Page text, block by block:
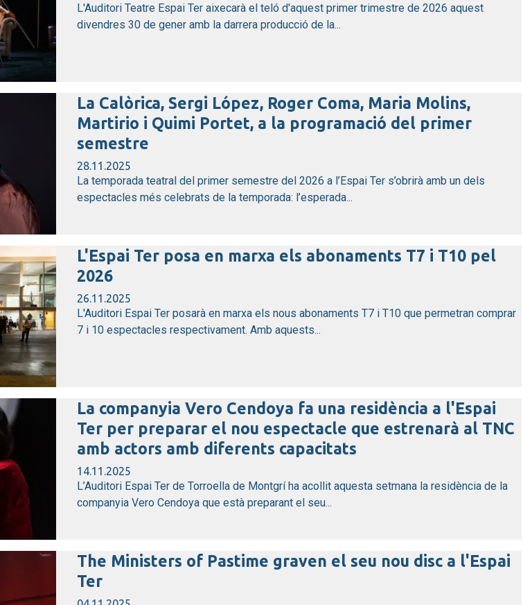
L'Auditori Teatre Espai Ter aixecarà el teló d'aquest primer trimestre de 2026 aquest
divendres 30 de gener amb la darrera producció de la...
La Calòrica, Sergi López, Roger Coma, Maria Molins,
Martirio i Quimi Portet, a la programació del primer
semestre
28.11.2025
La temporada teatral del primer semestre del 2026 a l’Espai Ter s’obrirà amb un dels
espectacles més celebrats de la temporada: l’esperada...
L'Espai Ter posa en marxa els abonaments T7 i T10 pel
2026
26.11.2025
L'Auditori Espai Ter posarà en marxa els nous abonaments T7 i T10 que permetran comprar
7 i 10 espectacles respectivament. Amb aquests...
La companyia Vero Cendoya fa una residència a l'Espai
Ter per preparar el nou espectacle que estrenarà al TNC
amb actors amb diferents capacitats
14.11.2025
L’Auditori Espai Ter de Torroella de Montgrí ha acollit aquesta setmana la residència de la
companyia Vero Cendoya que està preparant el seu...
The Ministers of Pastime graven el seu nou disc a l'Espai
Ter